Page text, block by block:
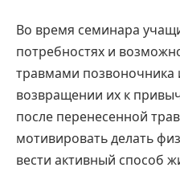
Во время семинара
потребностях и
травмами позвоночника
возвращении их к
после перенесенной
мотивировать делать
вести активный способ